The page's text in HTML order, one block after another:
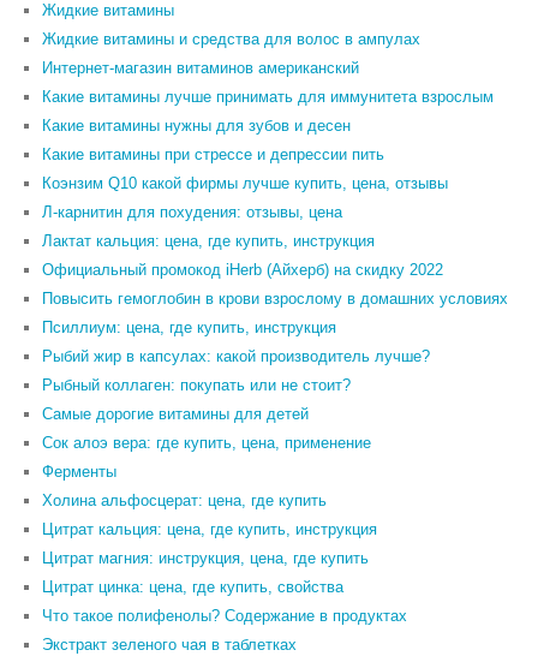
Жидкие витамины
Жидкие витамины и средства для волос в ампулах
Интернет-магазин витаминов американский
Какие витамины лучше принимать для иммунитета взрослым
Какие витамины нужны для зубов и десен
Какие витамины при стрессе и депрессии пить
Коэнзим Q10 какой фирмы лучше купить, цена, отзывы
Л-карнитин для похудения: отзывы, цена
Лактат кальция: цена, где купить, инструкция
Официальный промокод iHerb (Айхерб) на скидку 2022
Повысить гемоглобин в крови взрослому в домашних условиях
Псиллиум: цена, где купить, инструкция
Рыбий жир в капсулах: какой производитель лучше?
Рыбный коллаген: покупать или не стоит?
Самые дорогие витамины для детей
Сок алоэ вера: где купить, цена, применение
Ферменты
Холина альфосцерат: цена, где купить
Цитрат кальция: цена, где купить, инструкция
Цитрат магния: инструкция, цена, где купить
Цитрат цинка: цена, где купить, свойства
Что такое полифенолы? Содержание в продуктах
Экстракт зеленого чая в таблетках